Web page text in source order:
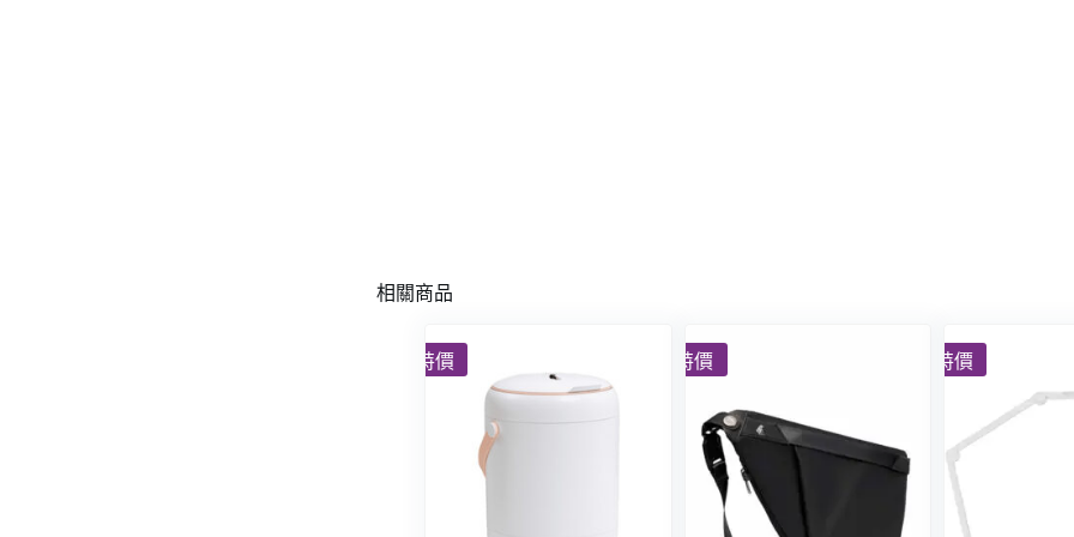
相關商品
特價 特價 特價